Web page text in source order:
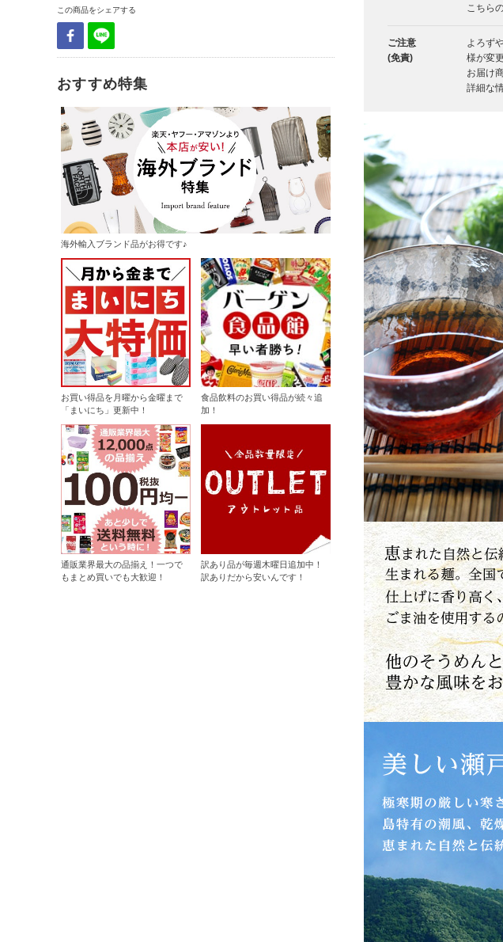
この商品をシェアする
おすすめ特集
海外輸入ブランド品がお得です♪
お買い得品を月曜から金曜まで
「まいにち」更新中！
食品飲料のお買い得品が続々追
加！
通販業界最大の品揃え！一つで
もまとめ買いでも大歓迎！
訳あり品が毎週木曜日追加中！
訳ありだから安いんです！
こちら
ご注意
(免責)
よろず
様が変
お届け
詳細な